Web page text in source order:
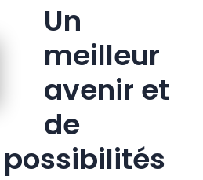
Un
meilleur
avenir et
de